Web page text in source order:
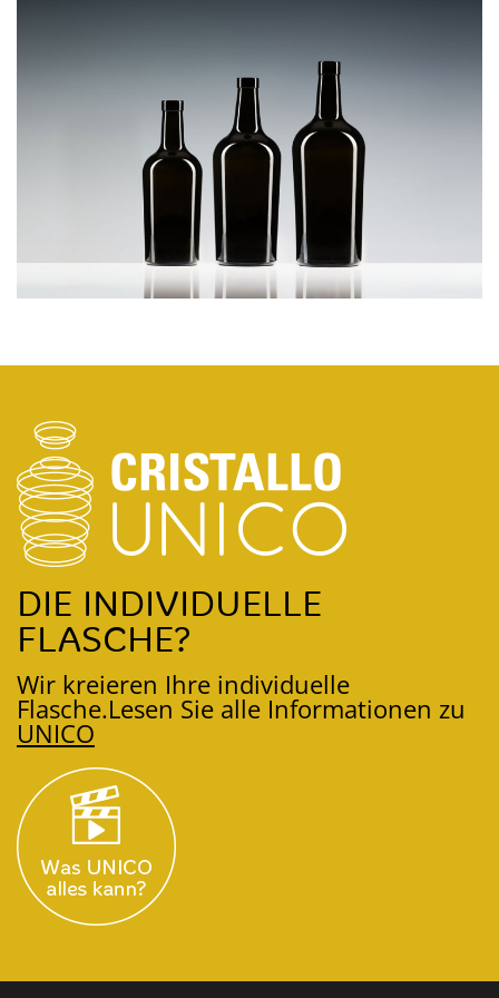
DIE INDIVIDUELLE
FLASCHE?
Wir kreieren Ihre individuelle
Flasche.Lesen Sie alle Informationen zu
UNICO